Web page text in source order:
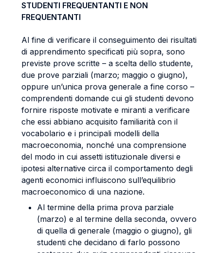
STUDENTI FREQUENTANTI E NON
FREQUENTANTI
Al fine di verificare il conseguimento dei risultati
di apprendimento specificati più sopra, sono
previste prove scritte – a scelta dello studente,
due prove parziali (marzo; maggio o giugno),
oppure un’unica prova generale a fine corso –
comprendenti domande cui gli studenti devono
fornire risposte motivate e miranti a verificare
che essi abbiano acquisito familiarità con il
vocabolario e i principali modelli della
macroeconomia, nonché una comprensione
del modo in cui assetti istituzionale diversi e
ipotesi alternative circa il comportamento degli
agenti economici influiscono sull’equilibrio
macroeconomico di una nazione.
Al termine della prima prova parziale
(marzo) e al termine della seconda, ovvero
di quella di generale (maggio o giugno), gli
studenti che decidano di farlo possono